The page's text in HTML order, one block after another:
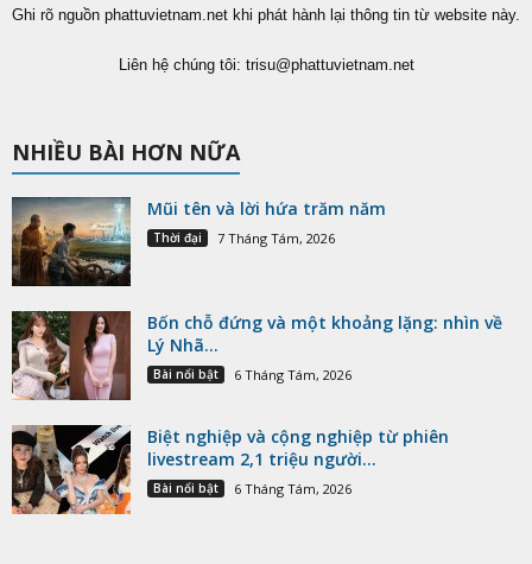
Ghi rõ nguồn phattuvietnam.net khi phát hành lại thông tin từ website này.
Liên hệ chúng tôi: trisu@phattuvietnam.net
NHIỀU BÀI HƠN NỮA
Mũi tên và lời hứa trăm năm
Thời đại 7 Tháng Tám, 2026
Bốn chỗ đứng và một khoảng lặng: nhìn về
Lý Nhã...
Bài nổi bật 6 Tháng Tám, 2026
Biệt nghiệp và cộng nghiệp từ phiên
livestream 2,1 triệu người...
Bài nổi bật 6 Tháng Tám, 2026